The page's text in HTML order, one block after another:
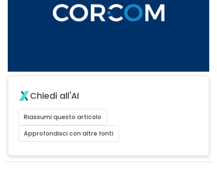
Chiedi all'AI
Riassumi questo articolo
Approfondisci con altre fonti